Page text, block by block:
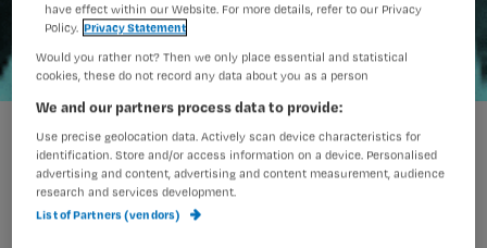
Rokende verpleegkundigen worden
volgens Nursing van het
ziekenhuisterrein gestuurd in
have effect within our Website. For more details, refer to our Privacy
Policy. Privacy Statement
Would you rather not? Then we only place essential and statistical
cookies, these do not record any data about you as a person
We and our partners process data to provide:
Use precise geolocation data. Actively scan device characteristics for
identification. Store and/or access information on a device. Personalised
advertising and content, advertising and content measurement, audience
research and services development.
List of Partners (vendors)